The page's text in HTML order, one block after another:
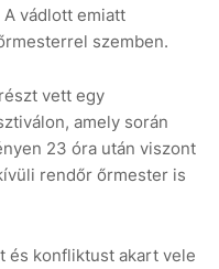
vádlott emiatt
szemben.
vett egy
amely során
23 óra után viszont
rendőr őrmester is
és konfliktust akart vele